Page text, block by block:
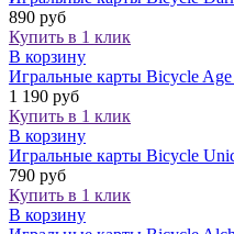
890 руб
Купить в 1 клик
В корзину
Игральные карты Bicycle
1 190 руб
Купить в 1 клик
В корзину
Игральные карты Bicycle
790 руб
Купить в 1 клик
В корзину